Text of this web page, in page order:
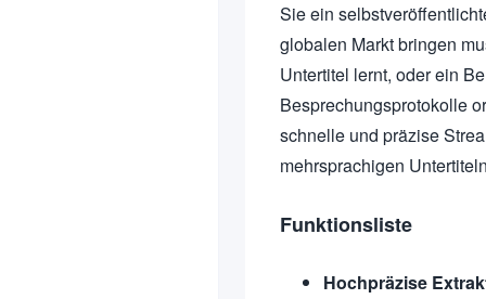
Sie ein
globalen Markt bringen
Untertitel lernt, oder ein
Besprechungsprotokolle
schnelle und präzise
mehrsprachigen
Funktionsliste
Hochpräzise